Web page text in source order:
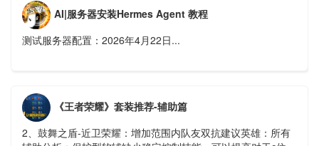
AI|服务器安装Hermes Agent 教程
测试服务器配置：2026年4月22日...
《王者荣耀》套装推荐-辅助篇
2、鼓舞之盾-近卫荣耀：增加范围内队友双抗建议英雄：所有